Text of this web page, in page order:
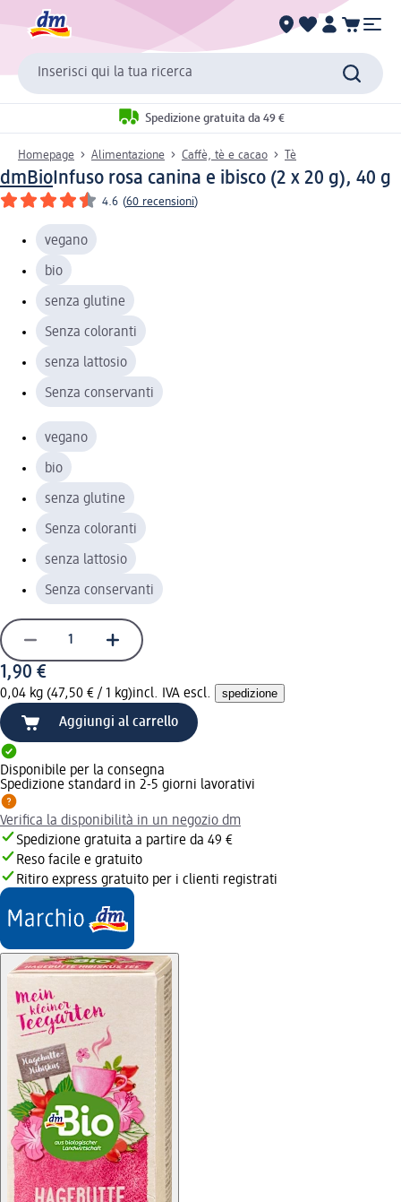
Inserisci qui la tua ricerca
Spedizione gratuita da 49 €
Homepage Alimentazione Caffè, tè e cacao Tè
dmBio Infuso rosa canina e ibisco (2 x 20 g), 40 g
4.6 (60 recensioni)
vegano
bio
senza glutine
Senza coloranti
senza lattosio
Senza conservanti
vegano
bio
senza glutine
Senza coloranti
senza lattosio
Senza conservanti
1,90 €
0,04 kg (47,50 € / 1 kg)incl. IVA escl. spedizione
Aggiungi al carrello
Disponibile per la consegna
Spedizione standard in 2-5 giorni lavorativi
Verifica la disponibilità in un negozio dm
Spedizione gratuita a partire da 49 €
Reso facile e gratuito
Ritiro express gratuito per i clienti registrati